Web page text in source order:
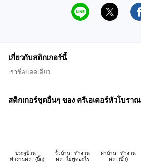
เกี่ยวกับสติกเกอร์นี้
เราชื่อแดดเดียว
สติกเกอร์ชุดอื่นๆ ของ ครีเอเตอร์หัวโบราณ
ประตูบ้าน :
ทำงานค่ะ : (บิ๊ก)
รั้วบ้าน : ทำงาน
ค่ะ : ไม่พูดอะไร
ฝาบ้าน : ทำงาน
ค่ะ : (บิ๊ก)